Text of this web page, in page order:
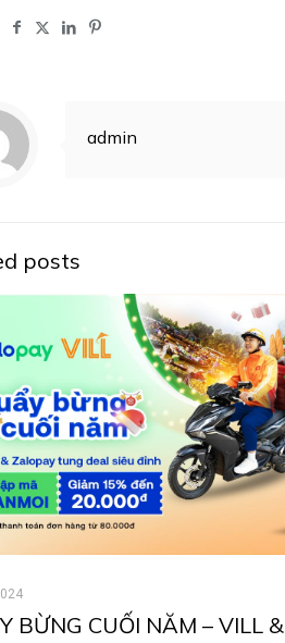
admin
posts
BỪNG CUỐI NĂM – VILL &